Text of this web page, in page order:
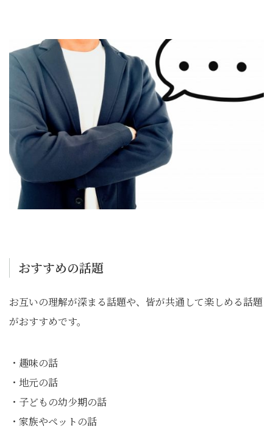
おすすめの話題
お互いの理解が深まる話題や、皆が共通して楽しめる話題
がおすすめです。
・趣味の話
・地元の話
・子どもの幼少期の話
・家族やペットの話